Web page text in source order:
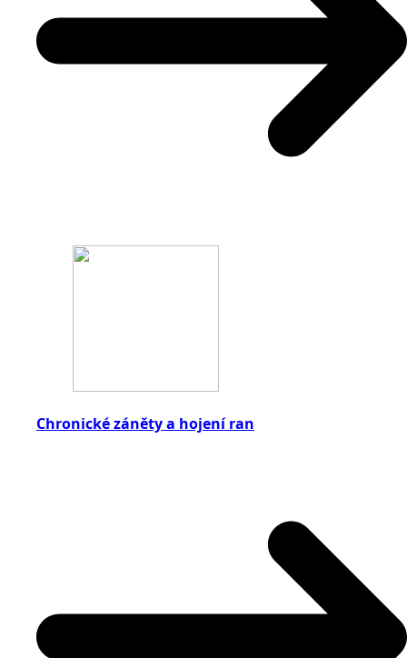
Chronické záněty a hojení ran